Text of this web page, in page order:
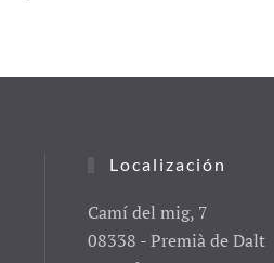
Localización
Camí del mig, 7
08338 - Premià de Dalt